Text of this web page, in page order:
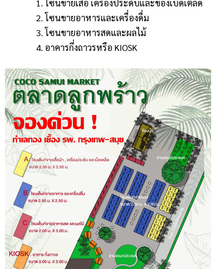
โซนขายเสื้อ เครื่องประดับและของเบ็ดเตล็ด
โซนขายอาหารและเครื่องดื่ม
โซนขายอาหารสดและผลไม้
อาคารกึ่งถาวรหรือ KIOSK